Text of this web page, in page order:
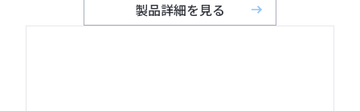
製品詳細を見る